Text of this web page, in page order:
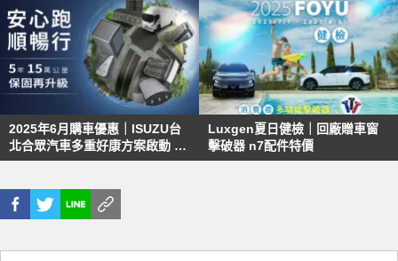
2025年6月購車優惠｜ISUZU台
北合眾汽車多重好康方案啟動 加
值服務全面升級
Luxgen夏日健檢｜回廠贈車窗
擊破器 n7配件特價